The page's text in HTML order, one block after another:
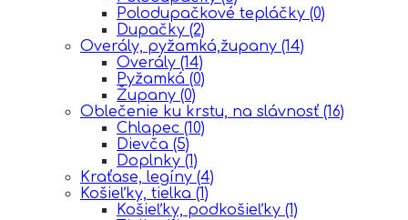
Polodupačkové tepláčky (0)
Dupačky (2)
Overály, pyžamká,župany (14)
Overály (14)
Pyžamká (0)
Župany (0)
Oblečenie ku krstu, na slávnosť (16)
Chlapec (10)
Dievča (5)
Doplnky (1)
Kraťase, legíny (4)
Košieľky, tielka (1)
Košieľky, podkošieľky (1)